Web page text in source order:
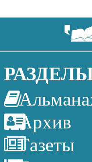
Архив
Газеты